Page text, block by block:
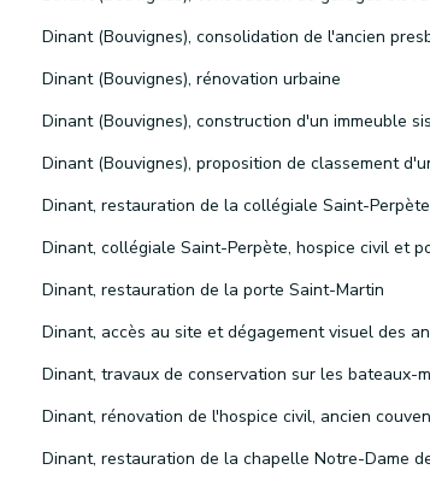
Dinant (Bouvignes), rénovation urbaine
Dinant, restauration de la collégiale Saint-Perpète
Dinant, restauration de la porte Saint-Martin